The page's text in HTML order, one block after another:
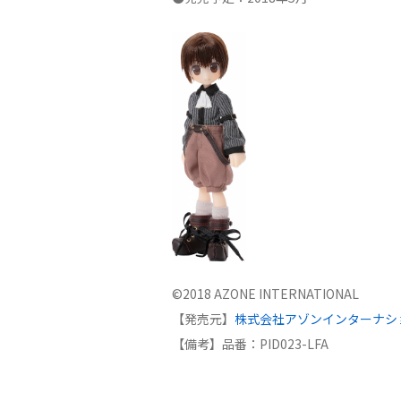
©2018 AZONE INTERNATIONAL
【発売元】 株式会社アゾンインターナ
【備考】品番：PID023-LFA